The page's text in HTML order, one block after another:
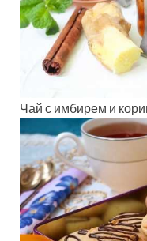
Чай с имбирем и